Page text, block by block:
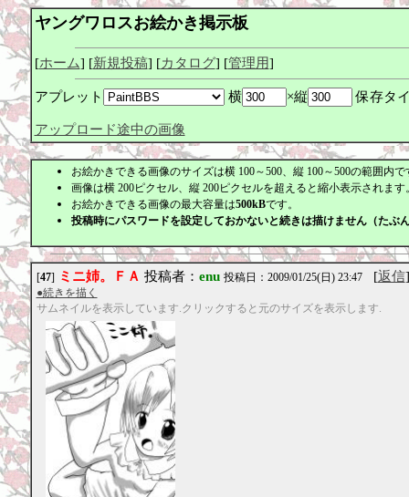
ヤングワロスお絵かき掲示板
[ホーム] [新規投稿] [カタログ] [管理用]
アプレット 横 ×縦 保存タ
アップロード途中の画像
お絵かきできる画像のサイズは横 100～500、縦 100～500の範囲内で
画像は横 200ピクセル、縦 200ピクセルを超えると縮小表示されます
お絵かきできる画像の最大容量は500kBです。
投稿時にパスワードを設定しておかないと続きは描けません（たぶ
[47] ミニ姉。ＦＡ 投稿者： enu 投稿日：2009/01/25(日) 23:47[返信]
●続きを描く
サムネイルを表示しています.クリックすると元のサイズを表示します.